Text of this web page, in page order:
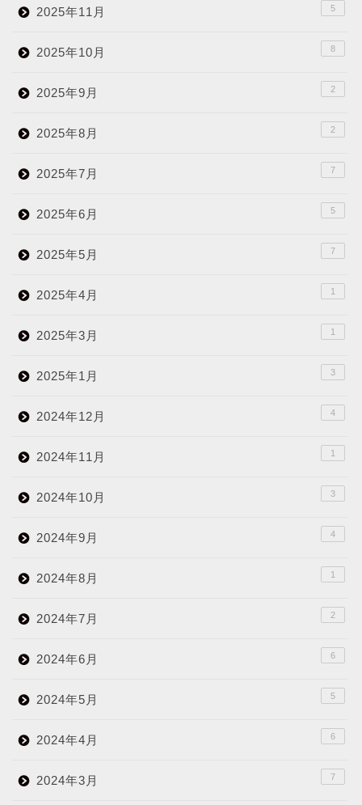
2025年11月 5
2025年10月 8
2025年9月 2
2025年8月 2
2025年7月 7
2025年6月 5
2025年5月 7
2025年4月 1
2025年3月 1
2025年1月 3
2024年12月 4
2024年11月 1
2024年10月 3
2024年9月 4
2024年8月 1
2024年7月 2
2024年6月 6
2024年5月 5
2024年4月 6
2024年3月 7